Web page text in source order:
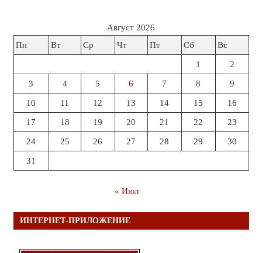
Август 2026
Пн
Вт Ср Чт Пт Сб Вс
1 2
3 4 5 6 7 8 9
10 11 12 13 14 15 16
17 18 19 20 21 22 23
24 25 26 27 28 29 30
31
« Июл
ИНТЕРНЕТ-ПРИЛОЖЕНИЕ